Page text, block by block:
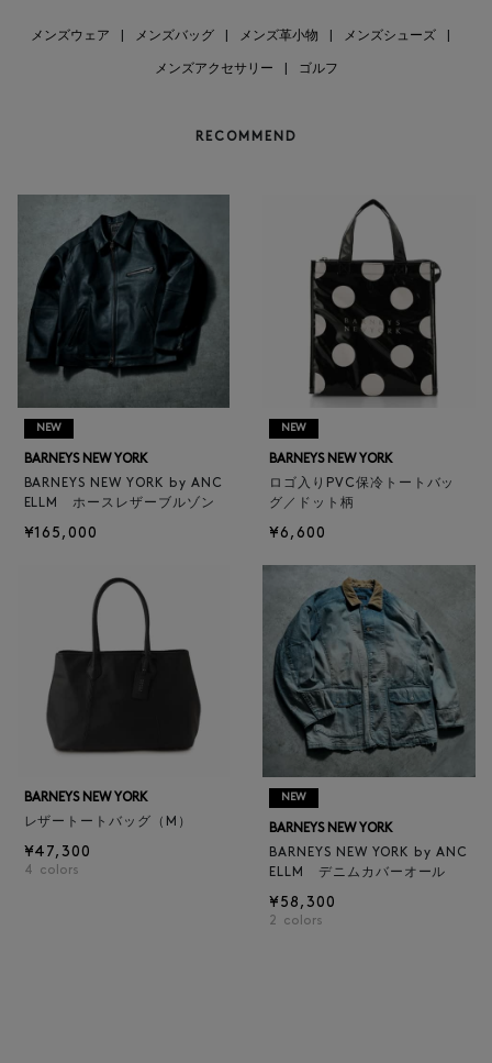
メンズウェア メンズバッグ メンズ革小物 メンズシューズ
メンズアクセサリー ゴルフ
RECOMMEND
NEW
BARNEYS NEW YORK
BARNEYS NEW YORK by ANC
ELLM ホースレザーブルゾン
¥165,000
NEW
BARNEYS NEW YORK
ロゴ入りPVC保冷トートバッ
グ／ドット柄
¥6,600
BARNEYS NEW YORK
レザートートバッグ（M）
¥47,300
4 colors
NEW
BARNEYS NEW YORK
BARNEYS NEW YORK by ANC
ELLM デニムカバーオール
¥58,300
2 colors